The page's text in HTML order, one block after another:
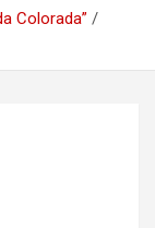
Colorada”